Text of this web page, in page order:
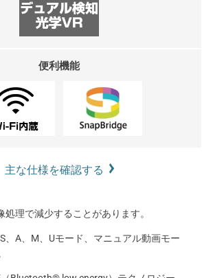
便利機能
主な仕様を確認する
理で減少することがあります。
、A、M、Uモード、マニュアル動画モー